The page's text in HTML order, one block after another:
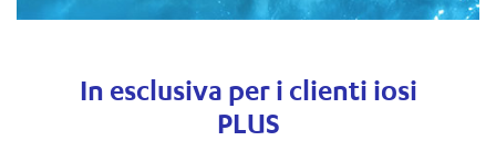
In esclusiva per i clienti iosi
PLUS